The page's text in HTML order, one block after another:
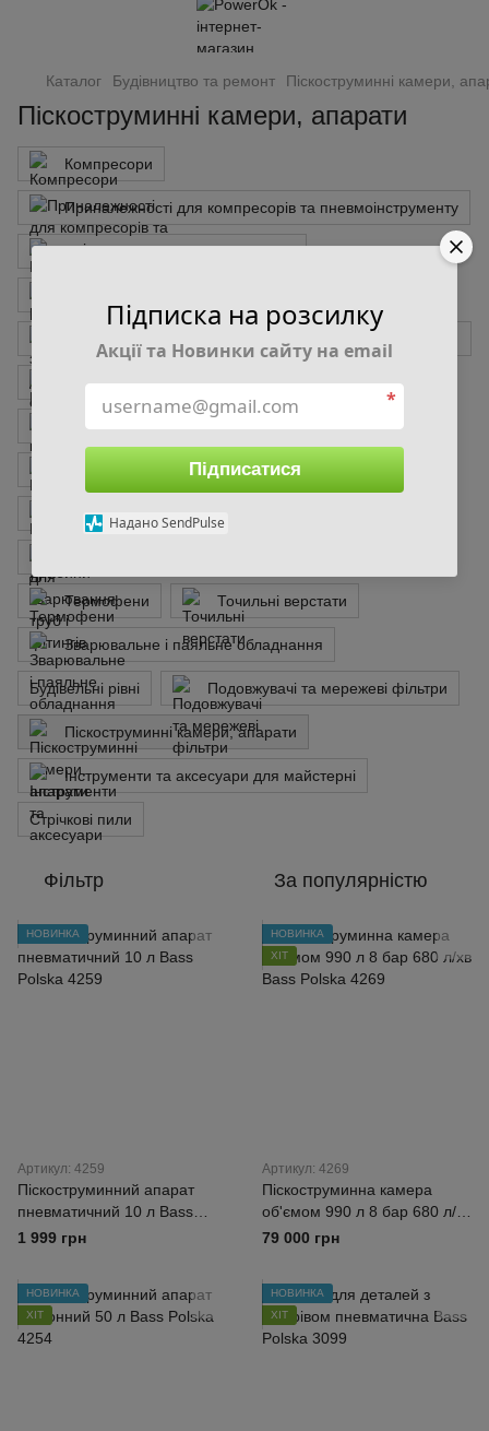
Каталог Будівництво та ремонт Піскоструминні камери,
Піскоструминні камери, апарати
Компресори
Приналежності для компресорів та пневмоінструменту
Шуруповерти, дрилі, гайковерти
Шабельні пилки Стелажі
Візок, комплект для переміщення Верстаки
Набори ключів, інструментів
Будівельні стійки та драбини
Термофени Точильні верстати
Зварювальне і паяльне обладнання
Будівельні рівні Подовжувачі та мережеві фільтри
Піскоструминні камери, апарати
Інструменти та аксесуари для майстерні
Стрічкові пили
Фільтр За популярністю
НОВИНКА
Артикул: 4259
Піскоструминний апарат
пневматичний 10 л Bass
Polska 4259
1 999 грн
НОВИНКА
ХІТ
Артикул: 4269
Піскоструминна камера
об'ємом 990 л 8 бар 680 л/хв
Bass Polska 4269
79 000 грн
НОВИНКА
ХІТ
НОВИНКА
ХІТ
Підписка на розсилку
Акції та Новинки сайту на email
*
Підписатися
Надано SendPulse